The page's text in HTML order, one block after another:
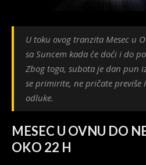
U toku ovog tranzita Mesec u
sa Suncem kada će doći i do
Zbog toga, subota je dan pun
se primirite, ne pričate previše
odluke.
MESEC U OVNU DO
OKO 22 H